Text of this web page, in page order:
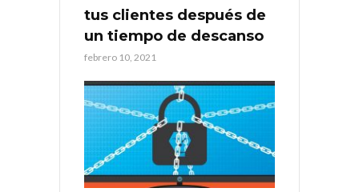
tus clientes después de
un tiempo de descanso
febrero 10, 2021